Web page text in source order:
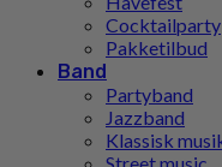
Cocktailparty
Pakketilbud
Band
Partyband
Jazzband
Klassisk